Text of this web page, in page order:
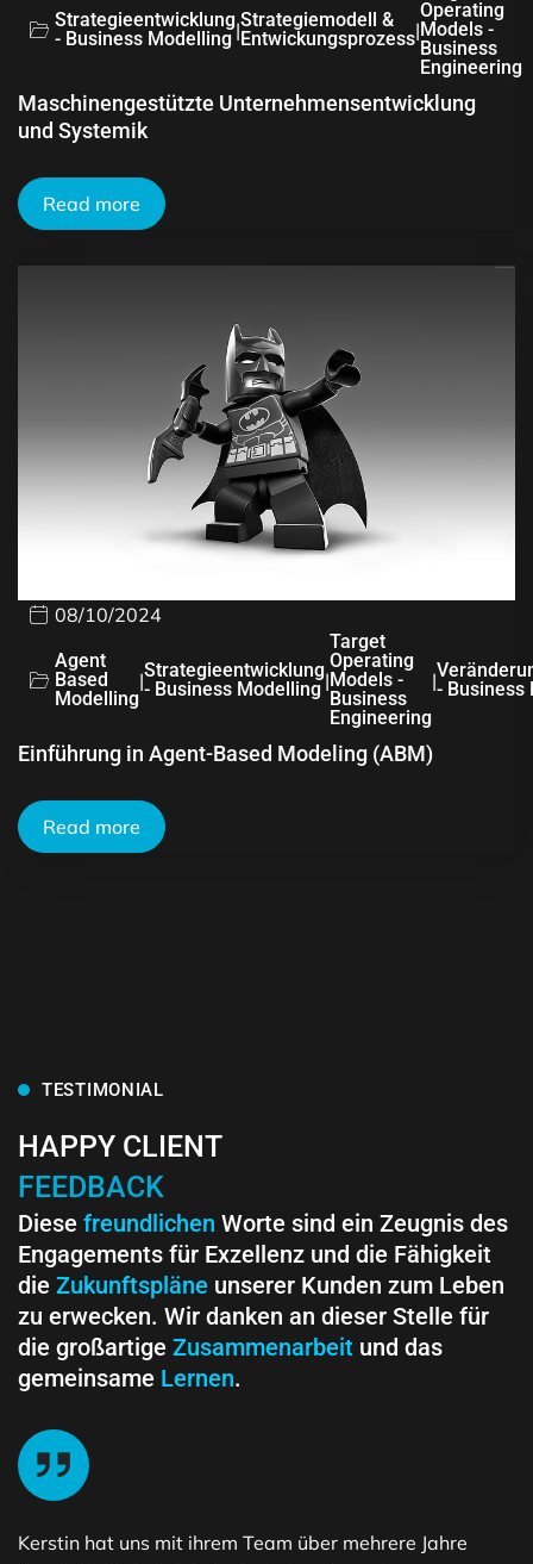
Strategieentwicklung
- Business Modelling |Strategiemodell &
Entwickungsprozess|
Operating
Models -
Business
Engineering
Maschinengestützte Unternehmensentwicklung
und Systemik
Read more
08/10/2024
Agent
Based
Modelling
|Strategieentwicklung
- Business Modelling |
Target
Operating
Models -
Business
Engineering
|- Business
Einführung in Agent-Based Modeling (ABM)
Read more
TESTIMONIAL
HAPPY CLIENT
FEEDBACK
Diese freundlichen Worte sind ein Zeugnis des
Engagements für Exzellenz und die Fähigkeit
die Zukunftspläne unserer Kunden zum Leben
zu erwecken. Wir danken an dieser Stelle für
die großartige Zusammenarbeit und das
gemeinsame Lernen.
Kerstin hat uns mit ihrem Team über mehrere Jahre